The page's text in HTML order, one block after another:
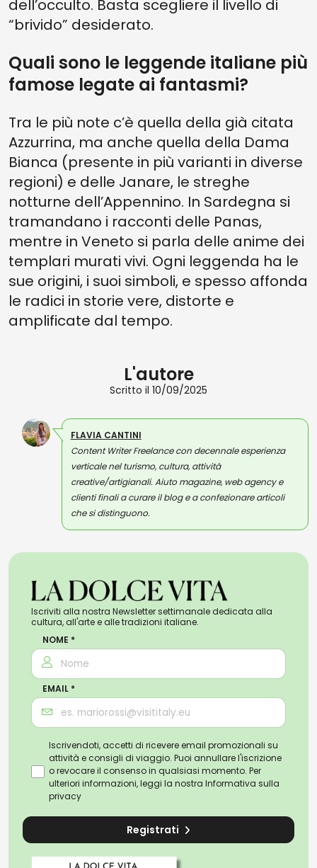
dell’occulto. Basta scegliere il livello di
“brivido” desiderato.
Quali sono le leggende italiane più
famose legate ai fantasmi?
Tra le più note c’è quella della già citata
Azzurrina, ma anche quella della Dama
Bianca (presente in più varianti in diverse
regioni) e delle Janare, le streghe
notturne dell’Appennino. In Sardegna si
tramandano i racconti delle Panas,
mentre in Veneto si parla delle anime dei
templari murati vivi. Ogni leggenda ha le
sue origini, i suoi simboli, e spesso affonda
le radici in storie vere, distorte e
amplificate dal tempo.
L'autore
Scritto il 10/09/2025
FLAVIA CANTINI
Content Writer Freelance con decennale esperienza
verticale nel turismo, cultura, attività
creative/artigianali. Aiuto magazine, web agency e
clienti finali a curare il blog e a confezionare articoli
che si distinguono.
Iscriviti alla nostra Newsletter settimanale dedicata alla
cultura, all'arte e alle tradizioni italiane.
NOME *
EMAIL *
Iscrivendoti, accetti di ricevere email promozionali su
attività e consigli di viaggio. Puoi annullare l'iscrizione
o revocare il consenso in qualsiasi momento. Per
ulteriori informazioni, leggi la nostra Informativa sulla
privacy
Registrati